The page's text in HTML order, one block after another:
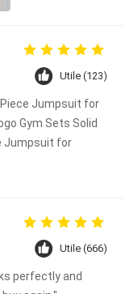
Utile (123)
Piece Jumpsuit for
Gym Sets Solid
Jumpsuit for
Utile (666)
perfectly and